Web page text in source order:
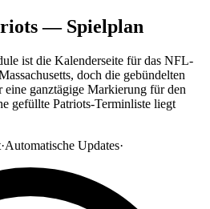
— Spielplan
ist die Kalenderseite für das NFL-
doch die gebündelten
eine ganztägige Markierung für den
gefüllte Patriots-Terminliste liegt
·Automatische Updates·